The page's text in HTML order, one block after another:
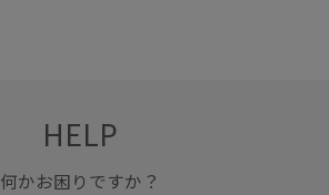
HELP
何かお困りですか？